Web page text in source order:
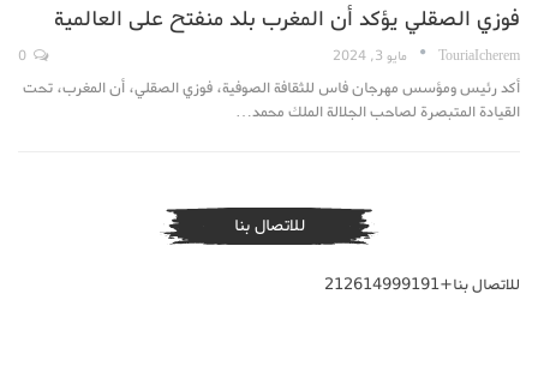
فوزي الصقلي يؤكد أن المغرب بلد منفتح على العالمية
TouriaIcherem مايو 3, 2024
أكد رئيس ومؤسس مهرجان فاس للثقافة الصوفية، فوزي الصقلي، أن المغرب، تحت
القيادة المتبصرة لصاحب الجلالة الملك محمد…
للاتصال بنا
للاتصال بنا+212614999191